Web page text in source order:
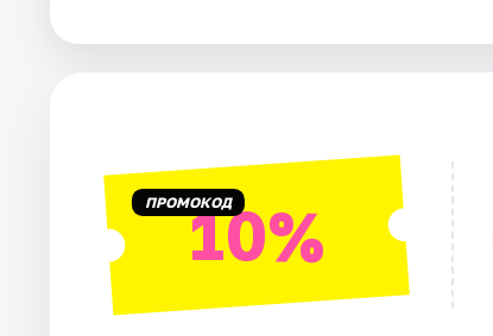
Рейтинги
ПРОМОКОД10%